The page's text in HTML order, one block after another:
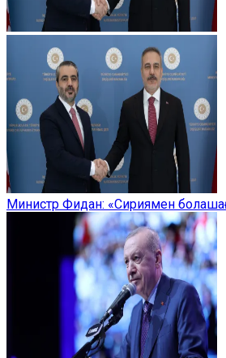
Министр Фидан: «Сириямен